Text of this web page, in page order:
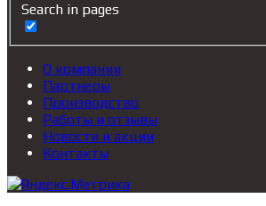
Search in pages
О компании
Партнеры
Производство
Работы и отзывы
Новости и акции
Контакты